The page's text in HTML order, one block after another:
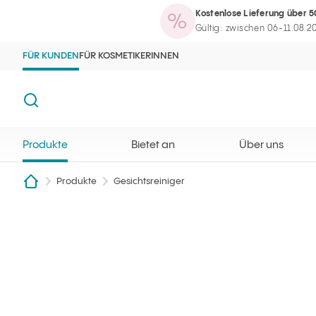
Kostenlose Lieferung über
Gültig: zwischen 06-
Suchmaschine öffnen
ProdukteBietet anÜber uns
FÜR KUNDEN FÜR KOSMETIKERINNEN
Suche
Produkte Bietet an Über uns
Produkte Gesichtsreiniger